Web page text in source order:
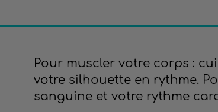
Pour muscler votre corps :
votre silhouette en rythme.
sanguine et votre rythme